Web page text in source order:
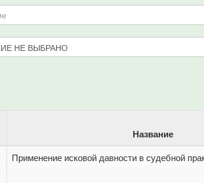
Название
Применение исковой давности в судебной